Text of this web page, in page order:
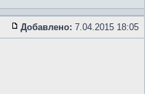
Добавлено: 7.04.2015 18:05